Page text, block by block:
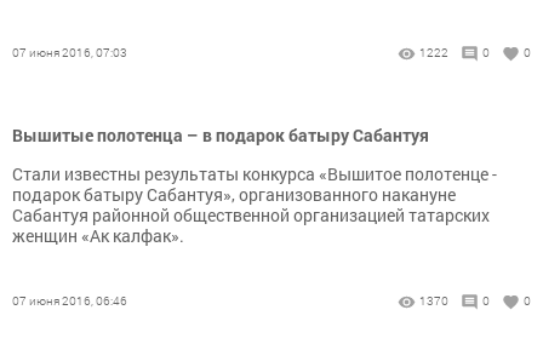
07 июня 2016, 07:03 1222 0 0
Вышитые полотенца – в подарок батыру Сабантуя
Стали известны результаты конкурса «Вышитое полотенце -
подарок батыру Сабантуя», организованного накануне
Сабантуя районной общественной организацией татарских
женщин «Ак калфак».
07 июня 2016, 06:46 1370 0 0